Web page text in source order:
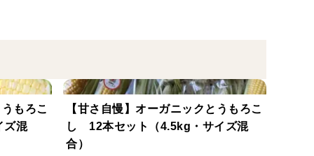
山々に挟まれた自然豊かな地域で、天竜川に沿っ
しく、日照時間は日本有数の長さ。この寒暖差に
もろこ
ズ混
【甘さ自慢】オーガニックとうもろこ
し 12本セット（4.5kg・サイズ混
合）